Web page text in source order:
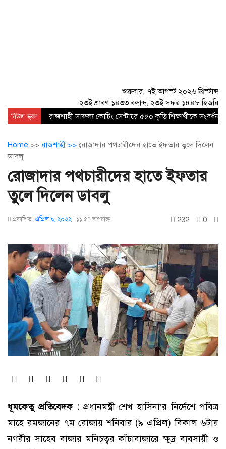
শুক্রবার, ৭ই আগস্ট ২০২৬ খ্রিস্টাব্দ
২৩ই শ্রাবণ ১৪৩৩ বঙ্গাব্দ, ২৩ই সফর ১৪৪৮ হিজরি
নিউজ স্ক্রল রাজশাহী সাফল্য কোচিং সেন্টারে ৫৫০ কৃতি শিক্ষার্থীকে সংবর্ধনা
Home >>রাজশাহী >> রোজাদার পথচারীদের হাতে ইফতার তুলে দিলেন
ডাবলু
রোজাদার পথচারীদের হাতে ইফতার
তুলে দিলেন ডাবলু
প্রকাশিত: এপ্রিল ৯, ২০২২ ; ১১:৫৭ অপরাহ্ণ 232 0
ধূমকেতু প্রতিবেদক :প্রধানমন্ত্রী শেখ হাসিনা’র নির্দেশে পবিত্র
মাহে রমজানের ৭ম রোজায় শনিবার (৯ এপ্রিল) বিকাল ৬টায়
নগরীর সাহেব বাজার মনিচত্বর কাঁচাবাজারে ক্ষুদ্র ব্যবসায়ী ও